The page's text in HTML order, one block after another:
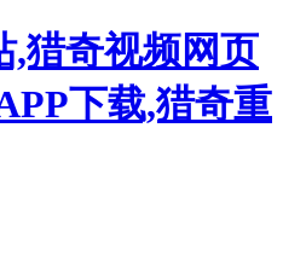
,猎奇视频网页
下载,猎奇重